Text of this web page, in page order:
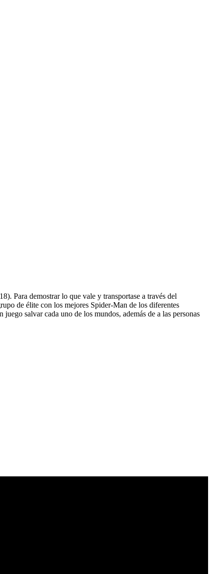
Para demostrar lo que vale y transportase a través del
de élite con los mejores Spider-Man de los diferentes
salvar cada uno de los mundos, además de a las personas